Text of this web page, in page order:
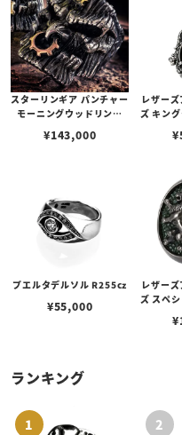
スターリンギア パンチャー
モーニングウッドリング
ーギア
¥143,000
レザー
ズ キン
8ウルフ
¥
プエルタデルソル R255cz
¥55,000
レザー
ズ スペ
ィング
¥
ランキング